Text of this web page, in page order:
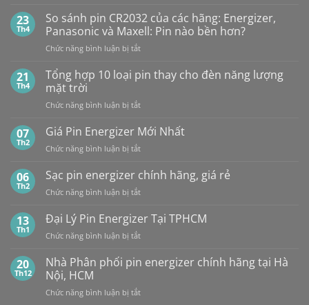
Vỉ
10
Viên
PHÂN
PHỐI,
ĐẠI
LÝ
SỈ
TẠI
NỘI
TÍN,
CHIẾT
CAO,
HÀNG
CHÍNH
23
Th4
So sánh pin CR2032 của các hãng: Energizer,
Panasonic và Maxell: Pin nào bền hơn?
Chức năng bình luận bị tắtở
sánh
của
hãng:
Panasonic
Maxell:
Pin
bền
hơn?
21
Th4
Tổng hợp 10 loại pin thay cho đèn năng lượng
mặt trời
Chức năng bình luận bị tắtở
hợp
loại
thay
đèn
lượng
mặt
07
Th2
Giá Pin Energizer Mới Nhất
Chức năng bình luận bị tắtở
Pin
Mới
06
Th2
Sạc pin energizer chính hãng, giá rẻ
Chức năng bình luận bị tắtở
pin
energizer
chính
giá
13
Th1
Đại Lý Pin Energizer Tại TPHCM
Chức năng bình luận bị tắtở
Lý
Tại
20
Th12
Nhà Phân phối pin energizer chính hãng tại Hà
Nội, HCM
Chức năng bình luận bị tắtở